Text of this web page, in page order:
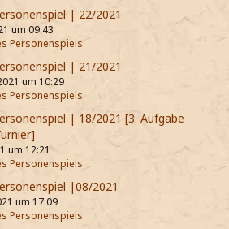
| 22/2021
um 09:43
Personenspiels
| 21/2021
um 10:29
Personenspiels
| 18/2021 [3. Aufgabe
um 12:21
Personenspiels
|08/2021
um 17:09
Personenspiels